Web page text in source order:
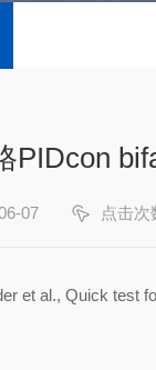
PIDcon
07 点击次
et al., Quick test